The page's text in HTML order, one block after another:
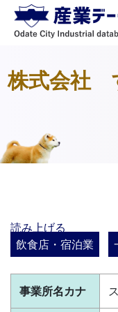
株式会社
読み上げる
飲食店・宿泊業
事業所名カナ